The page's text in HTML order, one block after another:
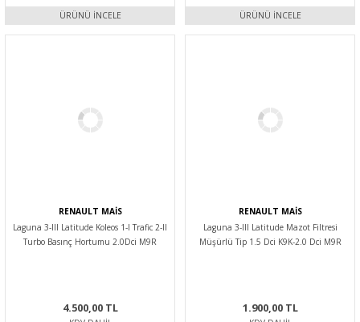
ÜRÜNÜ İNCELE
ÜRÜNÜ İNCELE
RENAULT MAİS
Laguna 3-III Latitude Koleos 1-I Trafic 2-II
Turbo Basınç Hortumu 2.0Dci M9R
4.500,00 TL
RENAULT MAİS
Laguna 3-III Latitude Mazot Filtresi
Müşürlü Tip 1.5 Dci K9K-2.0 Dci M9R
1.900,00 TL